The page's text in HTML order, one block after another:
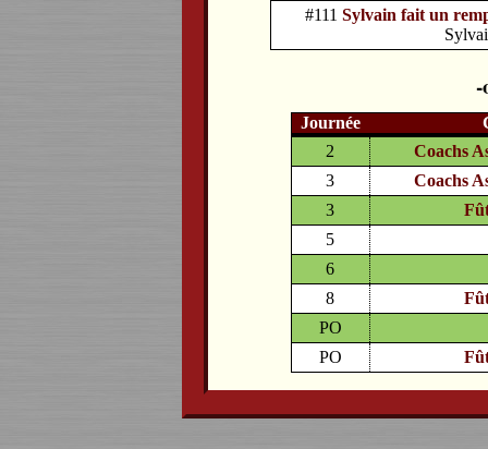
#111 Sylvain fait un
Journée
2
Coachs
3
Coachs
3
5
6
8
PO
PO